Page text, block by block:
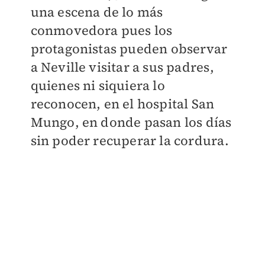
una escena de lo más
conmovedora pues los
protagonistas pueden observar
a Neville visitar a sus padres,
quienes ni siquiera lo
reconocen, en el hospital San
Mungo, en donde pasan los días
sin poder recuperar la cordura.